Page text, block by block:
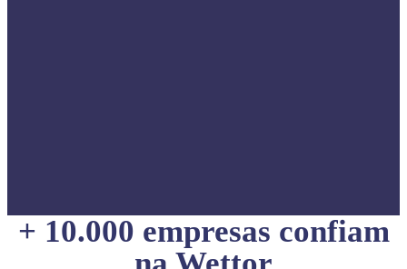
+ 10.000 empresas confiam